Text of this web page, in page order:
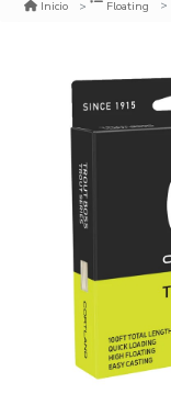
Inicio Floating